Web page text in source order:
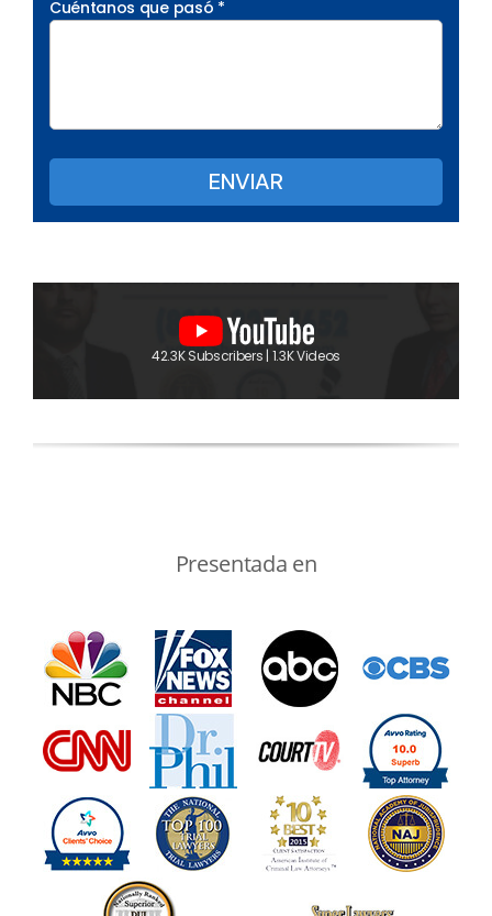
Cuéntanos que pasó *
42.3K Subscribers | 1.3K Videos
Presentada en